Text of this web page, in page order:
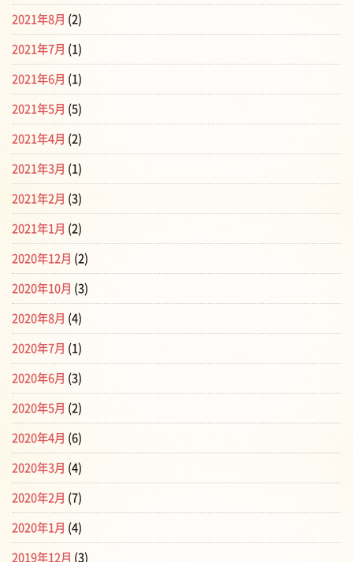
2021年8月 (2)
2021年7月 (1)
2021年6月 (1)
2021年5月 (5)
2021年4月 (2)
2021年3月 (1)
2021年2月 (3)
2021年1月 (2)
2020年12月 (2)
2020年10月 (3)
2020年8月 (4)
2020年7月 (1)
2020年6月 (3)
2020年5月 (2)
2020年4月 (6)
2020年3月 (4)
2020年2月 (7)
2020年1月 (4)
2019年12月 (3)